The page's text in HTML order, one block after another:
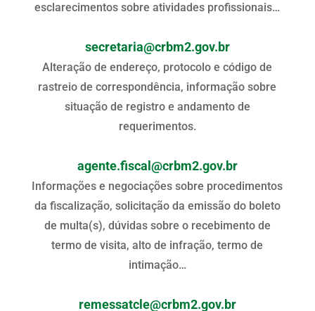
esclarecimentos sobre atividades profissionais…
secretaria@crbm2.gov.br
Alteração de endereço, protocolo e código de
rastreio de correspondência, informação sobre
situação de registro e andamento de
requerimentos.
agente.fiscal@crbm2.gov.br
Informações e negociações sobre procedimentos
da fiscalização, solicitação da emissão do boleto
de multa(s), dúvidas sobre o recebimento de
termo de visita, alto de infração, termo de
intimação…
remessatcle@crbm2.gov.br